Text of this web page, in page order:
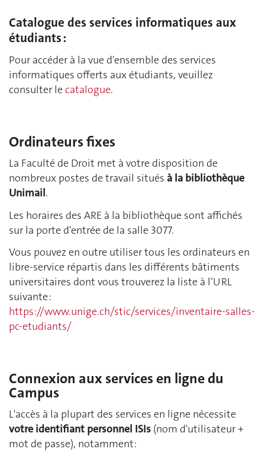
Catalogue des services informatiques aux
étudiants :
Pour accéder à la vue d'ensemble des services
informatiques offerts aux étudiants, veuillez
consulter lecatalogue.
Ordinateurs fixes
La Faculté de Droit met à votre disposition de
nombreux postes de travail situés à la bibliothèque
Unimail.
Les horaires des ARE à la bibliothèque sont affichés
sur la porte d'entrée de la salle 3077.
Vous pouvez en outre utiliser tous les ordinateurs en
libre-service répartis dans les différents bâtiments
universitaires dont vous trouverez la liste à l’URL
suivante :
https://www.unige.ch/stic/services/inventaire-salles-
pc-etudiants/
Connexion aux services en ligne du
Campus
L'accès à la plupart des services en ligne nécessite
votre identifiant personnel ISIs (nom d'utilisateur +
mot de passe), notamment: